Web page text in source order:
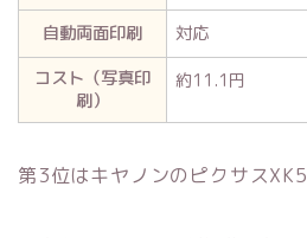
自動両面印刷
対応
コスト（写真印
刷）
約11.1円
第3位はキヤノンのピクサス